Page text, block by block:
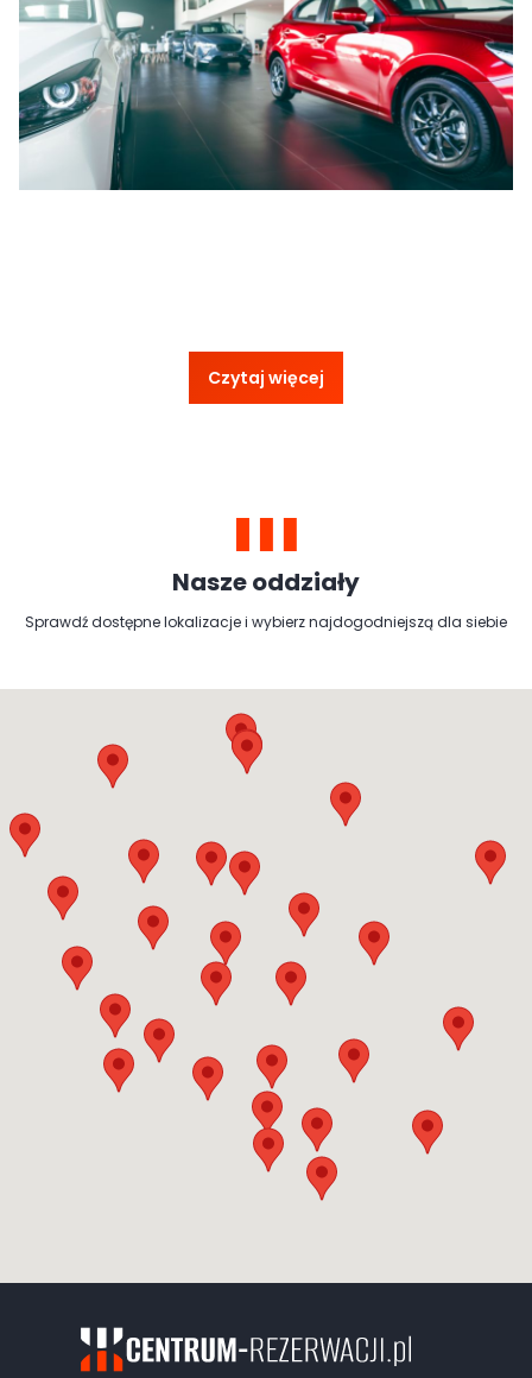
Czytaj więcej
Nasze oddziały
Sprawdź dostępne lokalizacje i wybierz najdogodniejszą dla siebie